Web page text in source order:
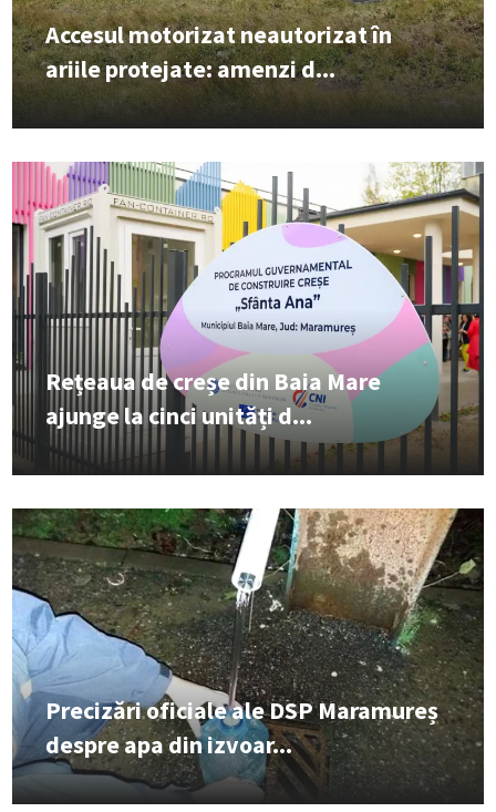
Accesul motorizat neautorizat în
ariile protejate: amenzi d...
Rețeaua de creșe din Baia Mare
ajunge la cinci unități d...
Precizări oficiale ale DSP Maramureș
despre apa din izvoar...